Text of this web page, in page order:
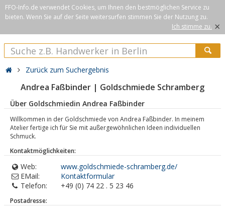
FFO-Info.de verwendet Cookies, um Ihnen den bestmöglichen Service zu
bieten. Wenn Sie auf der Seite weitersurfen stimmen Sie der Nutzung zu.
Ich stimme zu. ×
Zurück zum Suchergebnis
Andrea Faßbinder | Goldschmiede Schramberg
Über Goldschmiedin Andrea Faßbinder
Willkommen in der Goldschmiede von Andrea Faßbinder. In meinem
Atelier fertige ich für Sie mit außergewöhnlichen Ideen individuellen
Schmuck.
Kontaktmöglichkeiten:
Web:
www.goldschmiede-schramberg.de/
EMail:
Kontaktformular
Telefon:
+49 (0) 74 22 . 5 23 46
Postadresse: